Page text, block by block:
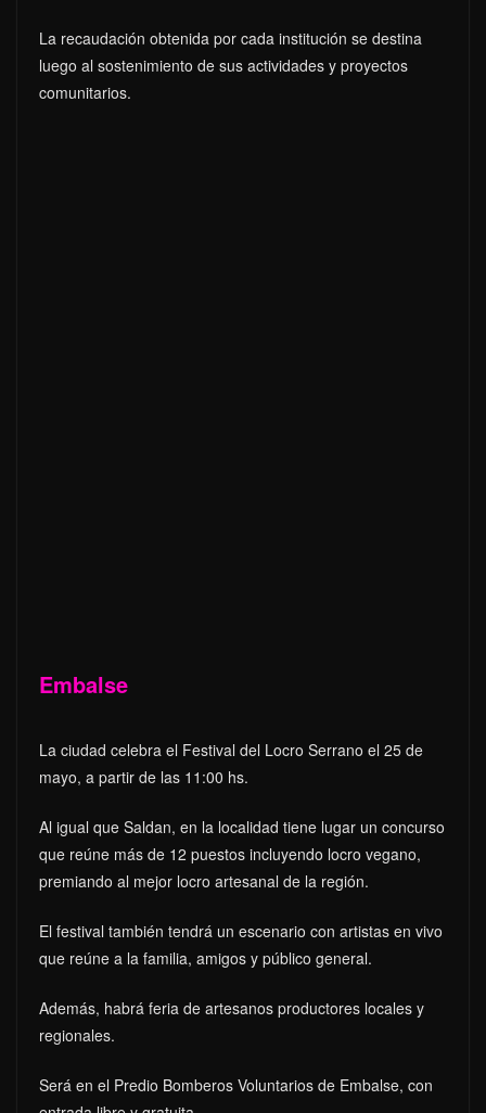
La recaudación obtenida por cada institución se destina
luego al sostenimiento de sus actividades y proyectos
comunitarios.
Embalse
La ciudad celebra el Festival del Locro Serrano el 25 de
mayo, a partir de las 11:00 hs.
Al igual que Saldan, en la localidad tiene lugar un concurso
que reúne más de 12 puestos incluyendo locro vegano,
premiando al mejor locro artesanal de la región.
El festival también tendrá un escenario con artistas en vivo
que reúne a la familia, amigos y público general.
Además, habrá feria de artesanos productores locales y
regionales.
Será en el Predio Bomberos Voluntarios de Embalse, con